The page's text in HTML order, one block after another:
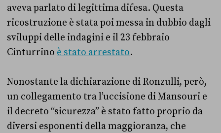
aveva parlato di legittima difesa. Questa
ricostruzione è stata poi messa in dubbio dagli
sviluppi delle indagini e il 23 febbraio
Cinturrino è stato arrestato.
Nonostante la dichiarazione di Ronzulli, però,
un collegamento tra l’uccisione di Mansouri e
il decreto “sicurezza” è stato fatto proprio da
diversi esponenti della maggioranza, che